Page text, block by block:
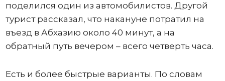
поделился один из автомобилистов. Другой
турист рассказал, что накануне потратил на
въезд в Абхазию около 40 минут, а на
обратный путь вечером – всего четверть часа.
Есть и более быстрые варианты. По словам